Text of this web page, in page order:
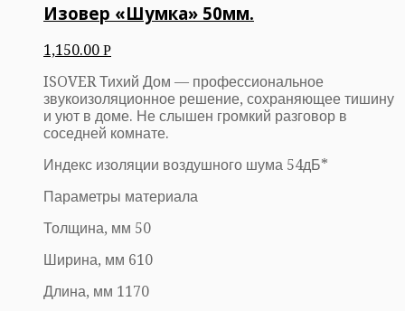
Изовер «Шумка» 50мм.
1,150.00 Р
ISOVER Тихий Дом — профессиональное
звукоизоляционное решение, сохраняющее тишину
и уют в доме. Не слышен громкий разговор в
соседней комнате.
Индекс изоляции воздушного шума 54дБ*
Параметры материала
Толщина, мм 50
Ширина, мм 610
Длина, мм 1170